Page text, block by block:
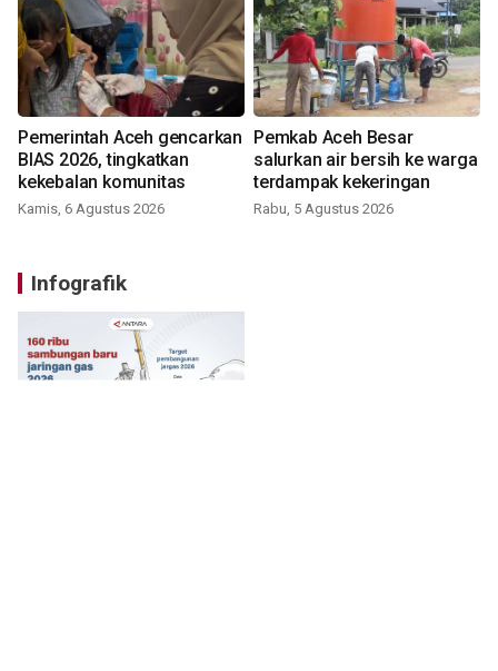
Pemerintah Aceh gencarkan
BIAS 2026, tingkatkan
kekebalan komunitas
Kamis, 6 Agustus 2026
Pemkab Aceh Besar
salurkan air bersih ke warga
terdampak kekeringan
Rabu, 5 Agustus 2026
Infografik